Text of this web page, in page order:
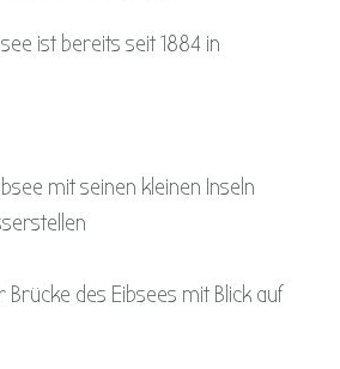
ist bereits seit 1884 in